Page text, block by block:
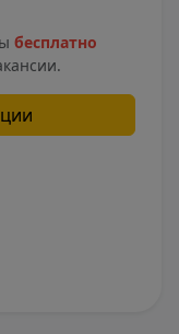
бесплатно